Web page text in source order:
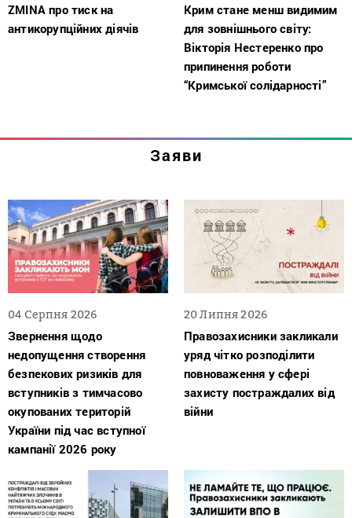
ZMINA про тиск на
антикорупційних діячів
Крим стане менш видимим
для зовнішнього світу:
Вікторія Нестеренко про
припинення роботи
“Кримської солідарності”
Заяви
04 Серпня 2026
Звернення щодо
недопущення створення
безпекових ризиків для
вступників з тимчасово
окупованих територій
України під час вступної
кампанії 2026 року
20 Липня 2026
Правозахисники закликали
уряд чітко розподілити
повноваження у сфері
захисту постраждалих від
війни